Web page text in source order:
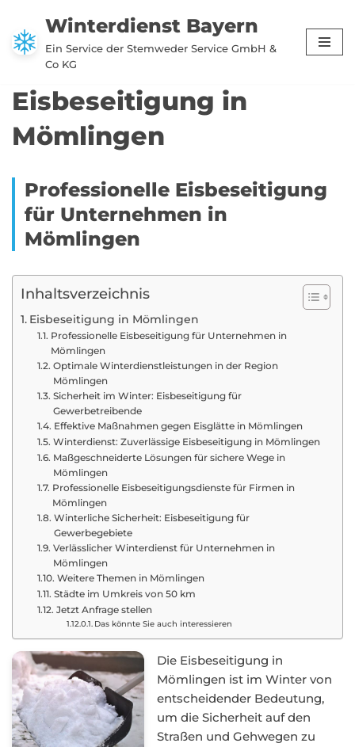
Zum
Inhalt
Winterdienst Bayern
Ein Service der Stemweder Service GmbH &
Co KG
Eisbeseitigung in
Mömlingen
Professionelle Eisbeseitigung
für Unternehmen in
Mömlingen
Inhaltsverzeichnis
Eisbeseitigung in Mömlingen
Professionelle Eisbeseitigung für Unternehmen in
Mömlingen
Optimale Winterdienstleistungen in der Region
Mömlingen
Sicherheit im Winter: Eisbeseitigung für
Gewerbetreibende
Effektive Maßnahmen gegen Eisglätte in Mömlingen
Winterdienst: Zuverlässige Eisbeseitigung in Mömlingen
Maßgeschneiderte Lösungen für sichere Wege in
Mömlingen
Professionelle Eisbeseitigungsdienste für Firmen in
Mömlingen
Winterliche Sicherheit: Eisbeseitigung für
Gewerbegebiete
Verlässlicher Winterdienst für Unternehmen in
Mömlingen
Weitere Themen in Mömlingen
Städte im Umkreis von 50 km
Jetzt Anfrage stellen
Das könnte Sie auch interessieren
Die Eisbeseitigung in
Mömlingen ist im Winter von
entscheidender Bedeutung,
um die Sicherheit auf den
Straßen und Gehwegen zu